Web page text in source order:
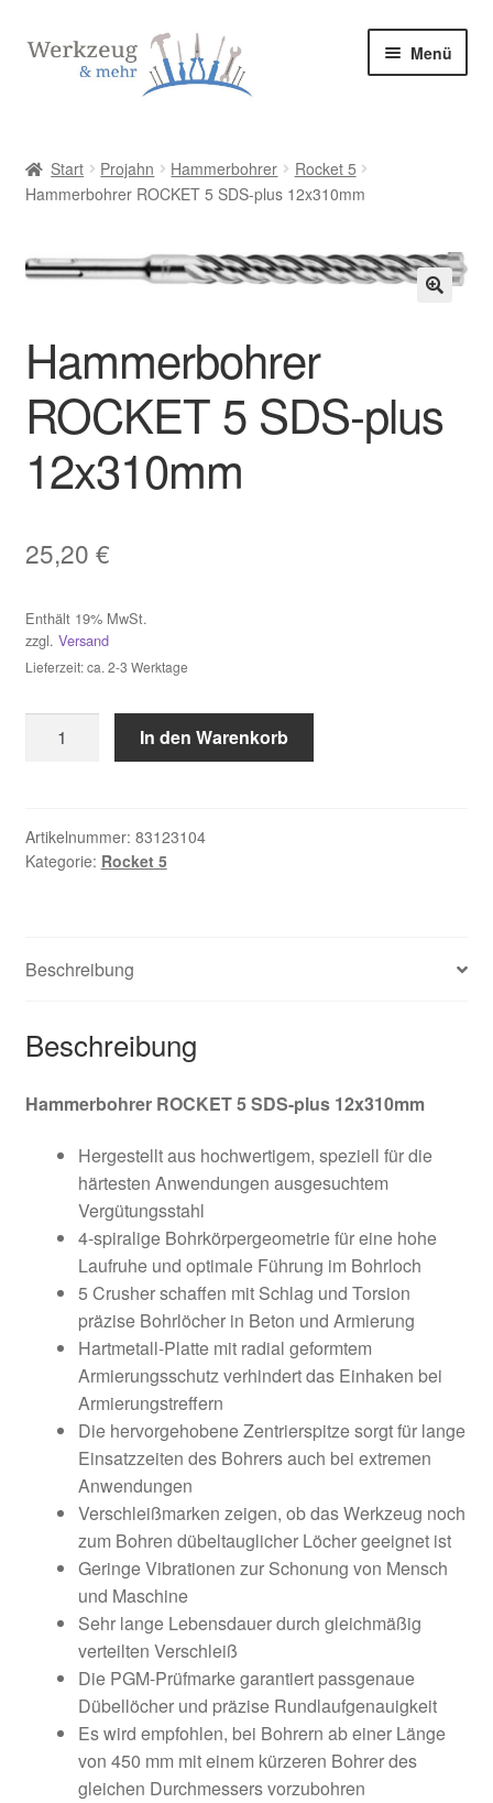
Zur
Navigation
Zum
Menü
Allgemeine Geschäftsbedingungen
Bestellung bestätigen & absenden
Datenschutzerklärung
Datenschutzerklärung
Homepage
Impressum
Kontakt
Mein Konto
Versand & Lieferung
Start Projahn Hammerbohrer
Rocket 5
Hammerbohrer ROCKET 5 SDS-plus 12x310mm
Hammerbohrer
ROCKET 5 SDS-plus
12x310mm
25,20 €
Enthält 19% MwSt.
zzgl. Versand
Lieferzeit: ca. 2-3 Werktage
Hammerbohrer
plus
12x310mm
In den Warenkorb
Artikelnummer: 83123104
Kategorie: Rocket 5
Beschreibung
Beschreibung
Hammerbohrer ROCKET 5 SDS-plus 12x310mm
Hergestellt aus hochwertigem, speziell für die
härtesten Anwendungen ausgesuchtem
Vergütungsstahl
4-spiralige Bohrkörpergeometrie für eine hohe
Laufruhe und optimale Führung im Bohrloch
5 Crusher schaffen mit Schlag und Torsion
präzise Bohrlöcher in Beton und Armierung
Hartmetall-Platte mit radial geformtem
Armierungsschutz verhindert das Einhaken bei
Armierungstreffern
Die hervorgehobene Zentrierspitze sorgt für lange
Einsatzzeiten des Bohrers auch bei extremen
Anwendungen
Verschleißmarken zeigen, ob das Werkzeug noch
zum Bohren dübeltauglicher Löcher geeignet ist
Geringe Vibrationen zur Schonung von Mensch
und Maschine
Sehr lange Lebensdauer durch gleichmäßig
verteilten Verschleiß
Die PGM-Prüfmarke garantiert passgenaue
Dübellöcher und präzise Rundlaufgenauigkeit
Es wird empfohlen, bei Bohrern ab einer Länge
von 450 mm mit einem kürzeren Bohrer des
gleichen Durchmessers vorzubohren